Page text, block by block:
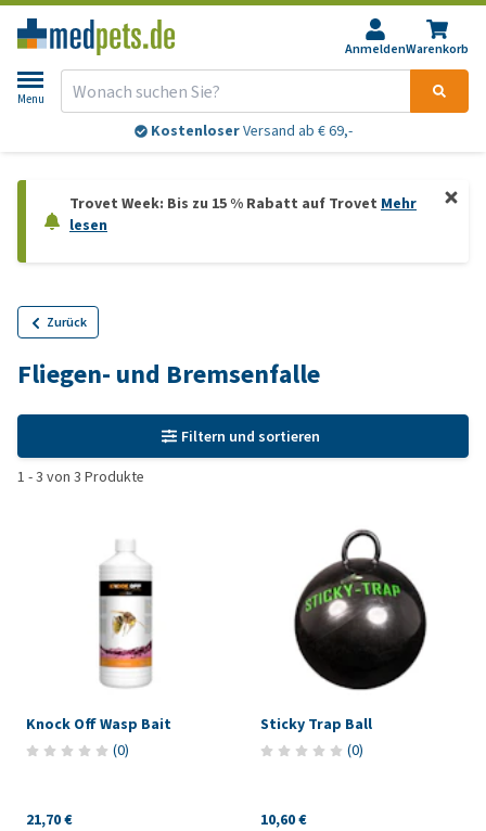
AnmeldenWarenkorb
Menu
KostenloserVersand ab € 69,-
Trovet Week: Bis zu 15 % Rabatt auf Trovet Mehr
lesen
Zurück
Fliegen- und Bremsenfalle
Filtern und sortieren
1 -3 von 3 Produkte
Knock Off Wasp Bait
(0)
21,70 €
Sticky Trap Ball
(0)
10,60 €